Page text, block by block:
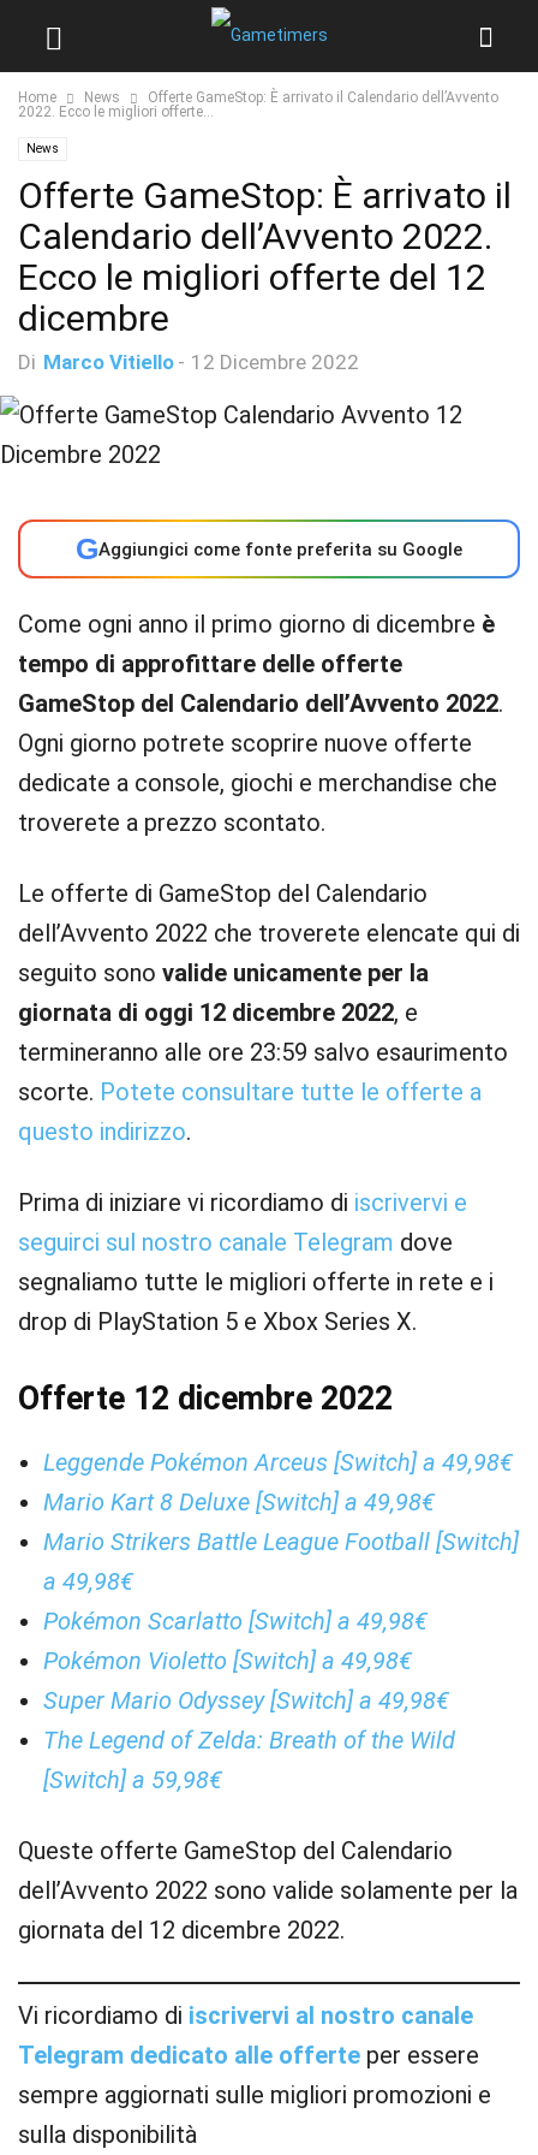
Home News
Offerte GameStop: È arrivato il Calendario dell’Avvento
2022. Ecco le migliori offerte...
News
Offerte GameStop: È arrivato il
Calendario dell’Avvento 2022.
Ecco le migliori offerte del 12
dicembre
Di Marco Vitiello - 12 Dicembre 2022
GAggiungici come fonte preferita su Google
Come ogni anno il primo giorno di dicembre è
tempo di approfittare delle offerte
GameStop del Calendario dell’Avvento 2022.
Ogni giorno potrete scoprire nuove offerte
dedicate a console, giochi e merchandise che
troverete a prezzo scontato.
Le offerte di GameStop del Calendario
dell’Avvento 2022 che troverete elencate qui di
seguito sono valide unicamente per la
giornata di oggi 12 dicembre 2022, e
termineranno alle ore 23:59 salvo esaurimento
scorte. Potete consultare tutte le offerte a
questo indirizzo.
Prima di iniziare vi ricordiamo di iscrivervi e
seguirci sul nostro canale Telegram dove
segnaliamo tutte le migliori offerte in rete e i
drop di PlayStation 5 e Xbox Series X.
Offerte 12 dicembre 2022
Leggende Pokémon Arceus [Switch] a 49,98€
Mario Kart 8 Deluxe [Switch] a 49,98€
Mario Strikers Battle League Football [Switch]
a 49,98€
Pokémon Scarlatto [Switch] a 49,98€
Pokémon Violetto [Switch] a 49,98€
Super Mario Odyssey [Switch] a 49,98€
The Legend of Zelda: Breath of the Wild
[Switch] a 59,98€
Queste offerte GameStop del Calendario
dell’Avvento 2022 sono valide solamente per la
giornata del 12 dicembre 2022.
Vi ricordiamo di iscrivervi al nostro canale
Telegram dedicato alle offerte per essere
sempre aggiornati sulle migliori promozioni e
sulla disponibilità